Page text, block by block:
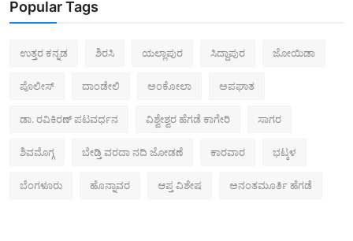
Popular Tags
ಉತ್ತರ ಕನ್ನಡ ಶಿರಸಿ ಯಲ್ಲಾಪುರ ಸಿದ್ದಾಪುರ ಜೋಯಿಡಾ
ಪೊಲೀಸ್‌ ದಾಂಡೇಲಿ ಅಂಕೋಲಾ ಅಪಘಾತ
ಡಾ. ರವಿಕಿರಣ್ ಪಟವರ್ಧನ ವಿಶ್ವೇಶ್ವರ ಹೆಗಡೆ ಕಾಗೇರಿ ಸಾಗರ
ಶಿವಮೊಗ್ಗ ಬೇಡ್ತಿ ವರದಾ ನದಿ ಜೋಡಣೆ ಕಾರವಾರ ಭಟ್ಕಳ
ಬೆಂಗಳೂರು ಹೊನ್ನಾವರ ಆಪ್ತ ವಿಶೇಷ ಅನಂತಮೂರ್ತಿ ಹೆಗಡೆ